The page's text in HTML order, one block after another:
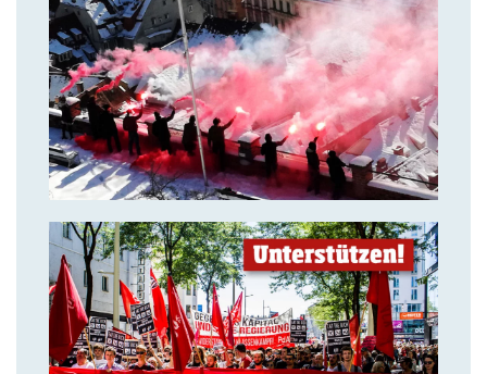
14. Juli 2018
Aktiv werden & gemeinsam
kämpfen!
14. Juli 2018
Solidarität ist unsere stärkste